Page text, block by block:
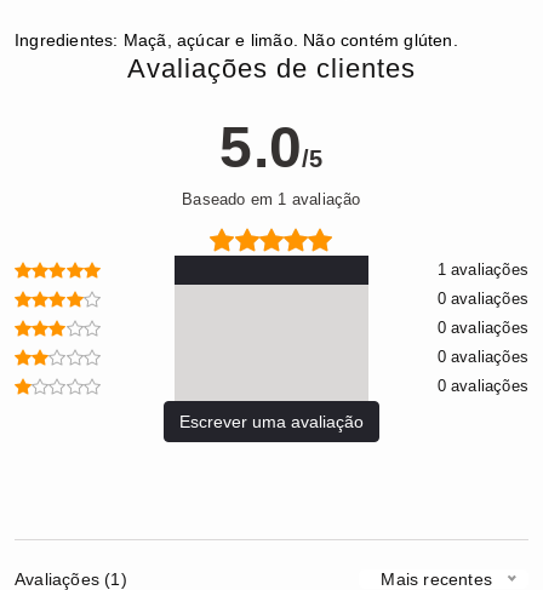
Ingredientes: Maçã, açúcar e limão. Não contém glúten.
Avaliações de clientes
5.0/5
Baseado em 1 avaliação
1 avaliações
0 avaliações
0 avaliações
0 avaliações
0 avaliações
Escrever uma avaliação
Avaliações (1) Mais recentes